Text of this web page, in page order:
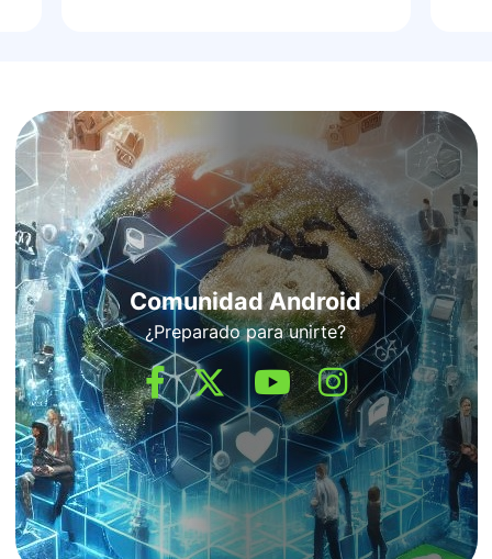
Comunidad Android
¿Preparado para unirte?